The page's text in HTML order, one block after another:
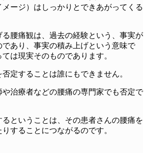
ージ）はしっかりとできあがってくる
腰痛観は、過去の経験という、事実が
あり、事実の積み上げという意味で
は現実そのものであります。
定することは誰にもできません。
治療者などの腰痛の専門家でも否定で
るということは、その患者さんの腰痛を
することにつながるのです。